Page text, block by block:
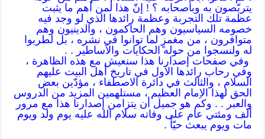
يتربّصون به وبأصحابه ؟ ! إنّ هذا لمن أهم ما يثبت
عظمة تلك التجربة وعظمة رائدها الذي لو وجد فيه
خصومه السياسيون وهم الحاكمون ، والدينيون وهم
متوافرون ، من مغمزٍ لما توانوا في نشره ، بل لطربوا
له ولنسجوا من حوله الحكايات والاَساطير . .
وفي صفحات إصدارنا هذا سنعيش مع هذه الظاهرة ،
وفي رحاب رائدها الاَول في تاريخ أهل البيت عليهم
السلام ، والثالث في دائرة الاصطفاء ، مؤدّين بعض
الحق لهذا الاِمام العظيم ، مستلهمين المزيد من الدروس
والعبر . . وكم هو جميل أن يتزامن إصدارنا هذا مع مرور
ألف ومئتي عام على وفاته سلام الله عليه يوم ولد ويوم
مات ويوم يبعث حيّاً .